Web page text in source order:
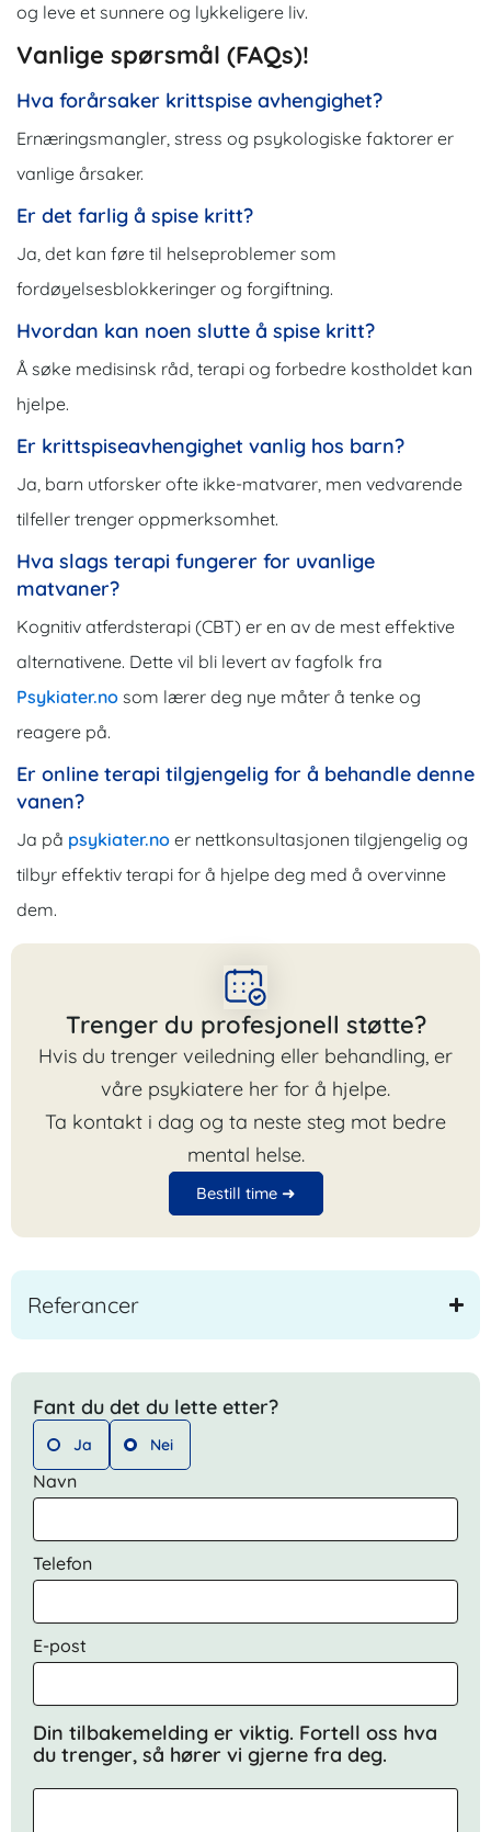
og leve et sunnere og lykkeligere liv.
Vanlige spørsmål (FAQs)!
Hva forårsaker krittspise avhengighet?
Ernæringsmangler, stress og psykologiske faktorer er
vanlige årsaker.
Er det farlig å spise kritt?
Ja, det kan føre til helseproblemer som
fordøyelsesblokkeringer og forgiftning.
Hvordan kan noen slutte å spise kritt?
Å søke medisinsk råd, terapi og forbedre kostholdet kan
hjelpe.
Er krittspiseavhengighet vanlig hos barn?
Ja, barn utforsker ofte ikke-matvarer, men vedvarende
tilfeller trenger oppmerksomhet.
Hva slags terapi fungerer for uvanlige
matvaner?
Kognitiv atferdsterapi (CBT) er en av de mest effektive
alternativene. Dette vil bli levert av fagfolk fra
Psykiater.no som lærer deg nye måter å tenke og
reagere på.
Er online terapi tilgjengelig for å behandle denne
vanen?
Ja på psykiater.no er nettkonsultasjonen tilgjengelig og
tilbyr effektiv terapi for å hjelpe deg med å overvinne
dem.
Trenger du profesjonell støtte?
Hvis du trenger veiledning eller behandling, er
våre psykiatere her for å hjelpe.
Ta kontakt i dag og ta neste steg mot bedre
mental helse.
Bestill time ➜
Referancer
Fant du det du lette etter?
Ja Nei
Navn
Telefon
E-post
Din tilbakemelding er viktig. Fortell oss hva
du trenger, så hører vi gjerne fra deg.